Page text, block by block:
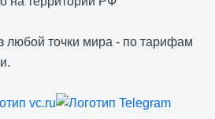
любой точки мира - по тарифам